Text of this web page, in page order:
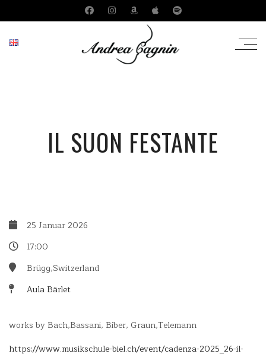
IL SUON FESTANTE
25 Januar 2026
17:00
Brügg,Switzerland
Aula Bärlet
works by Bach,Bassani, Biber, Graun,Telemann
https://www.musikschule-biel.ch/event/cadenza-2025_26-il-